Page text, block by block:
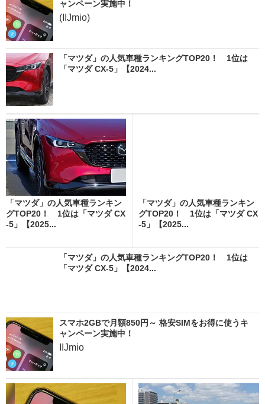
ャンペーン実施中！
(IIJmio)
「マツダ」の人気車種ランキングTOP20！ 1位は
「マツダ CX-5」【2024...
「マツダ」の人気車種ランキン
グTOP20！ 1位は「マツダ CX
-5」【2025...
「マツダ」の人気車種ランキン
グTOP20！ 1位は「マツダ CX
-5」【2025...
「マツダ」の人気車種ランキングTOP20！ 1位は
「マツダ CX-5」【2024...
スマホ2GBで月額850円～ 格安SIMをお得に使うキ
ャンペーン実施中！
IIJmio